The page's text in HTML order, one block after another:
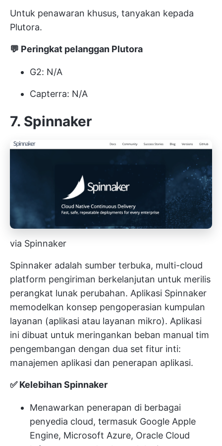
Untuk penawaran khusus, tanyakan kepada
Plutora.
💬 Peringkat pelanggan Plutora
G2: N/A
Capterra: N/A
7. Spinnaker
via Spinnaker
Spinnaker adalah sumber terbuka, multi-cloud
platform pengiriman berkelanjutan untuk merilis
perangkat lunak perubahan. Aplikasi Spinnaker
memodelkan konsep pengoperasian kumpulan
layanan (aplikasi atau layanan mikro). Aplikasi
ini dibuat untuk meringankan beban manual tim
pengembangan dengan dua set fitur inti:
manajemen aplikasi dan penerapan aplikasi.
✅ Kelebihan Spinnaker
Menawarkan penerapan di berbagai
penyedia cloud, termasuk Google Apple
Engine, Microsoft Azure, Oracle Cloud